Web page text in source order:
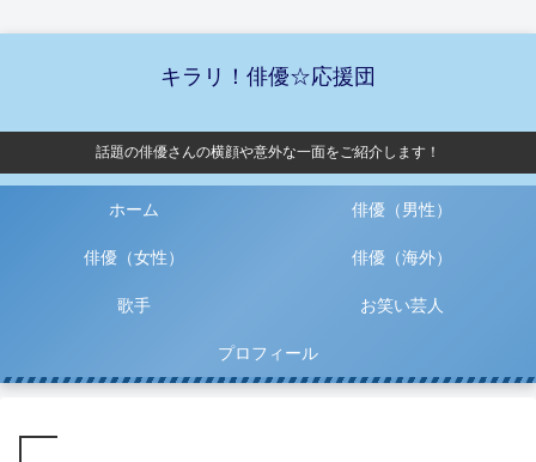
キラリ！俳優☆応援団
話題の俳優さんの横顔や意外な一面をご紹介します！
ホーム 俳優（男性）
俳優（女性） 俳優（海外）
歌手 お笑い芸人
プロフィール